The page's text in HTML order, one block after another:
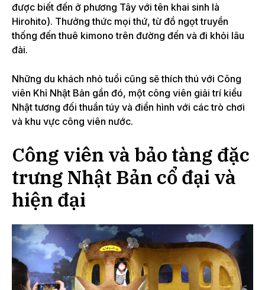
được biết đến ở phương Tây với tên khai sinh là
Hirohito). Thưởng thức mọi thứ, từ đồ ngọt truyền
thống đến thuê kimono trên đường đến và đi khỏi lâu
đài.
Những du khách nhỏ tuổi cũng sẽ thích thú với Công
viên Khỉ Nhật Bản gần đó, một công viên giải trí kiểu
Nhật tương đối thuần túy và điển hình với các trò chơi
và khu vực công viên nước.
Công viên và bảo tàng đặc
trưng Nhật Bản cổ đại và
hiện đại